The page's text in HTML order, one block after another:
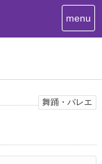
T
o
n
i
g
menu
舞踊・バレエ